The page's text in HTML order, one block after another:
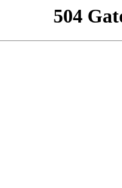
504